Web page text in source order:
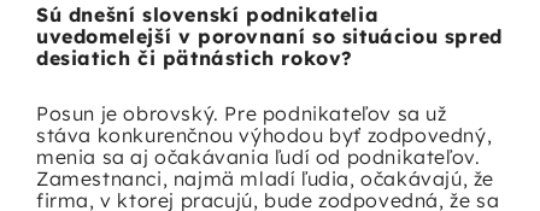
Sú dnešní slovenskí podnikatelia
uvedomelejší v porovnaní so situáciou spred
desiatich či pätnástich rokov?
Posun je obrovský. Pre podnikateľov sa už
stáva konkurenčnou výhodou byť zodpovedný,
menia sa aj očakávania ľudí od podnikateľov.
Zamestnanci, najmä mladí ľudia, očakávajú, že
firma, v ktorej pracujú, bude zodpovedná, že sa